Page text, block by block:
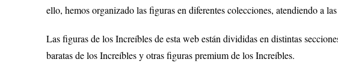
ello, hemos organizado las figuras en diferentes colecciones, atendiendo a
Las figuras de los Increíbles de esta web están divididas en distintas
baratas de los Increíbles y otras figuras premium de los Increíbles.